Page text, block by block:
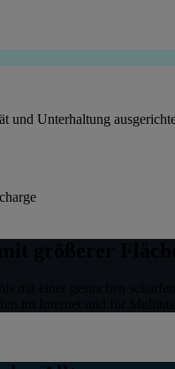
Unterhaltung